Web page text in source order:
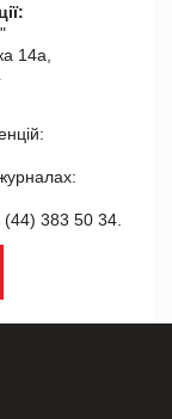
14а,
383 50 34.